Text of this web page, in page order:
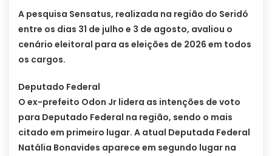
A pesquisa Sensatus, realizada na região do Seridó
entre os dias 31 de julho e 3 de agosto, avaliou o
cenário eleitoral para as eleições de 2026 em todos
os cargos.
Deputado Federal
O ex-prefeito Odon Jr lidera as intenções de voto
para Deputado Federal na região, sendo o mais
citado em primeiro lugar. A atual Deputada Federal
Natália Bonavides aparece em segundo lugar na